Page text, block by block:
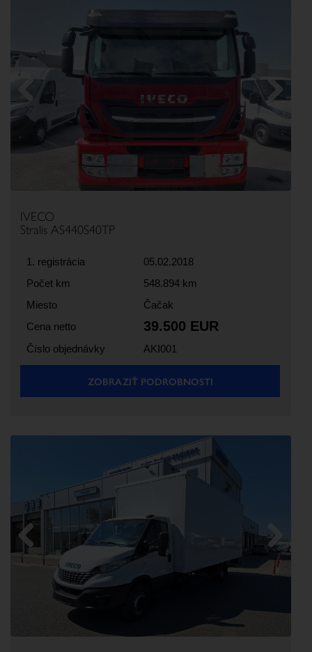
Previous Next
IVECO
Stralis AS440S40TP
1. registrácia
05.02.2018
Počet km
548.894 km
Miesto
Čačak
Cena netto
39.500 EUR
Číslo objednávky AKI001
ZOBRAZIŤ PODROBNOSTI
Previous Next